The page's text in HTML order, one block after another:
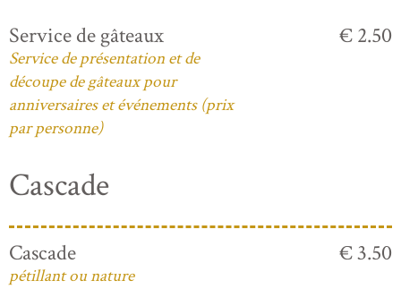
Service de gâteaux
Service de présentation et de
découpe de gâteaux pour
anniversaires et événements (prix
par personne)
€ 2.50
Cascade
Cascade
pétillant ou nature
€ 3.50